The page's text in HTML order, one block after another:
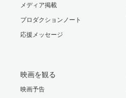
メディア掲載
プロダクションノート
応援メッセージ
映画を観る
映画予告